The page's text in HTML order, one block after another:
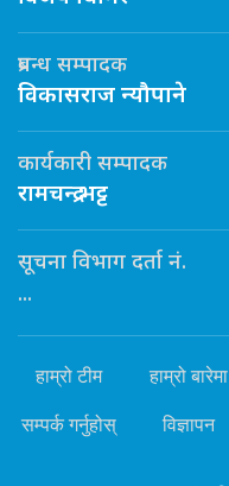
प्रबन्ध सम्पादक
विकासराज न्यौपाने
कार्यकारी सम्पादक
रामचन्द्र भट्ट
सूचना विभाग दर्ता नं.
...
हाम्रो टीम हाम्रो बारेमा
सम्पर्क गर्नुहोस् विज्ञापन